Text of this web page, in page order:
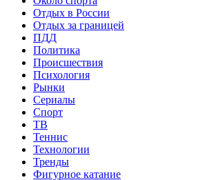
Отдых в России
Отдых за границей
ПДД
Политика
Происшествия
Психология
Рынки
Сериалы
Спорт
ТВ
Теннис
Технологии
Тренды
Фигурное катание